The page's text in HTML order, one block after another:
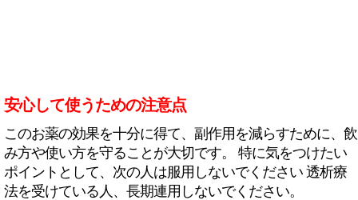
安心して使うための注意点
このお薬の効果を十分に得て、副作用を減らすために、飲
み方や使い方を守ることが大切です。 特に気をつけたい
ポイントとして、次の人は服用しないでください 透析療
法を受けている人、長期連用しないでください。